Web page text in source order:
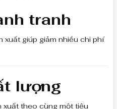
tranh
xuất giúp giảm nhiều chi phí
lượng
xuất theo cùng một tiêu